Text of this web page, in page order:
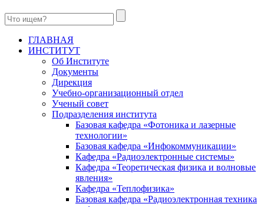
ГЛАВНАЯ
ИНСТИТУТ
Об Институте
Документы
Дирекция
Учебно-организационный отдел
Ученый совет
Подразделения института
Базовая кафедра «Фотоника и лазерные
технологии»
Базовая кафедра «Инфокоммуникации»
Кафедра «Радиоэлектронные системы»
Кафедра «Теоретическая физика и волновые
явления»
Кафедра «Теплофизика»
Базовая кафедра «Радиоэлектронная техника